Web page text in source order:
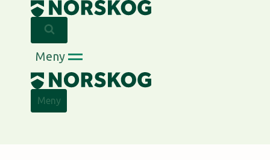
content
Meny
Meny